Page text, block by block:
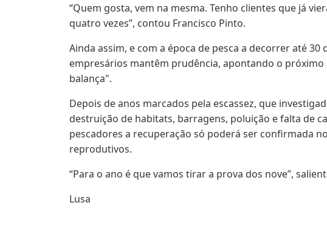
“Quem gosta, vem na mesma. Tenho clientes que já
quatro vezes”, contou Francisco Pinto.
Ainda assim, e com a época de pesca a decorrer até 30
empresários mantêm prudência, apontando o próximo
balança".
Depois de anos marcados pela escassez, que
destruição de habitats, barragens, poluição e falta de
pescadores a recuperação só poderá ser confirmada
reprodutivos.
“Para o ano é que vamos tirar a prova dos nove”,
Lusa